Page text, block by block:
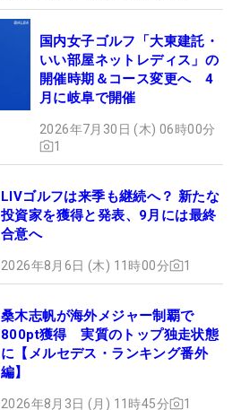
国内女子ゴルフ「大東建託・
いい部屋ネットレディス」の
開催時期＆コース変更へ 4
月に岐阜で開催
2026年7月30日 (木) 06時00分
1
LIVゴルフは来季も継続へ？ 新たな
投資家を獲得と発表、9月には最終
合意へ
2026年8月6日 (木) 11時00分 1
桑木志帆が海外メジャー制覇で
800pt獲得 実質のトップ独走状態
に【メルセデス・ランキング番外
編】
2026年8月3日 (月) 11時45分 1